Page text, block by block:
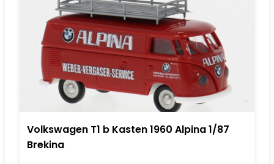
Volkswagen T1 b Kasten 1960 Alpina 1/87
Brekina